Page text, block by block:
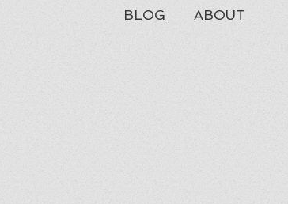
BLOG ABOUT